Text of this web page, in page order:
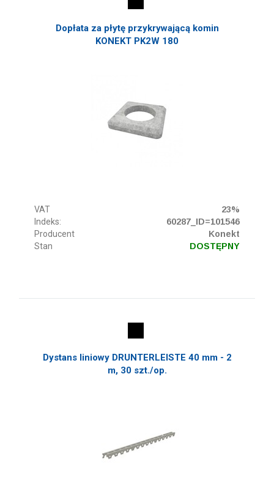
Dopłata za płytę przykrywającą komin
KONEKT PK2W 180
VAT
23%
Indeks:
60287_ID=101546
Producent
Konekt
Stan
DOSTĘPNY
Dystans liniowy DRUNTERLEISTE 40 mm - 2
m, 30 szt./op.